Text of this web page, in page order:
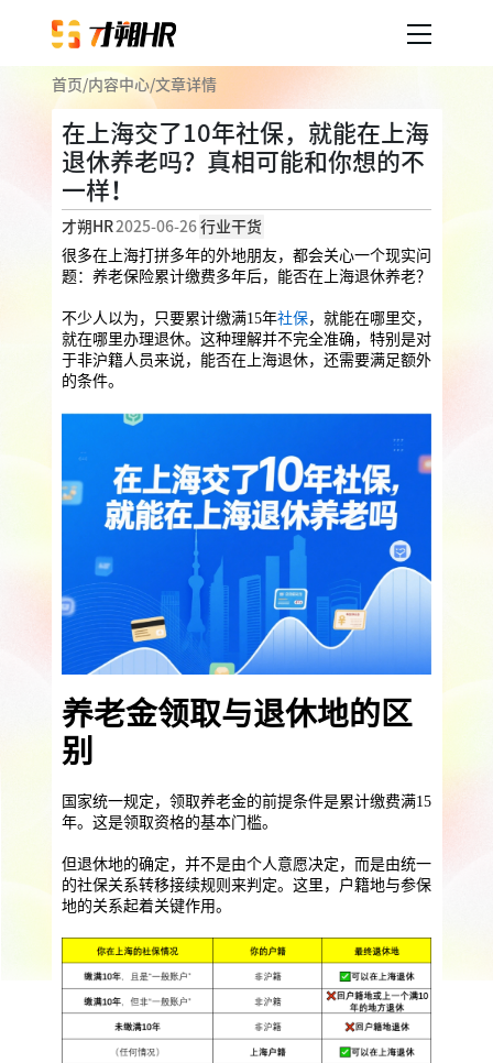
企业人事外包
企业社保 薪税服务 劳务派遣
用工外包
员工福利
员工体验
法务咨询
提供一站式员工法务咨询
企业公益助残 残保金规划
个人社保保障业务
社保公积金缴纳 上海落户规划 海积分办理
数组营销创新业务
营销立减金
服务案例
内容中心
关于才朔
公司介绍
加入我们
智能工具
首页/内容中心/文章详情
在上海交了10年社保，就能在上海
退休养老吗？真相可能和你想的不
一样！
才朔HR2025-06-26 行业干货
很多在上海打拼多年的外地朋友，都会关心一个现实问
题：养老保险累计缴费多年后，能否在上海退休养老？
不少人以为，只要累计缴满15年社保，就能在哪里交，
就在哪里办理退休。这种理解并不完全准确，特别是对
于非沪籍人员来说，能否在上海退休，还需要满足额外
的条件。
养老金领取与退休地的区
别
国家统一规定，领取养老金的前提条件是累计缴费满15
年。这是领取资格的基本门槛。
但退休地的确定，并不是由个人意愿决定，而是由统一
的社保关系转移接续规则来判定。这里，户籍地与参保
地的关系起着关键作用。